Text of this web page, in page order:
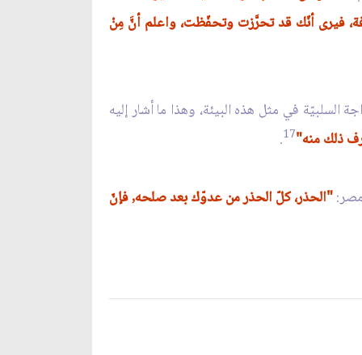
فيرى أنّك قد تحرَّزت وتحفّظت، واعلم أنَّ مِنْ
في مثل هذه البيئة، وهذا ما أشار إليه
ذلك منه"17
.
"الحذر، كلّ الحذر من عدوّك بعد صلحه, فإنّ